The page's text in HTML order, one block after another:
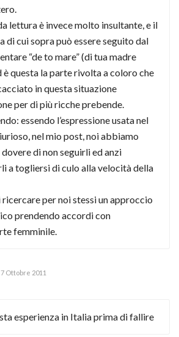
lettura è invece molto insultante, e il
di cui sopra può essere seguito dal
“de to mare” (di tua madre
è questa la parte rivolta a coloro che
in questa situazione
per di più ricche prebende.
essendo l’espressione usata nel
nel mio post, noi abbiamo
dovere di non seguirli ed anzi
a togliersi di culo alla velocità della
ricercare per noi stessi un approccio
prendendo accordi con
femminile.
7 Ottobre 2011
esperienza in Italia prima di fallire